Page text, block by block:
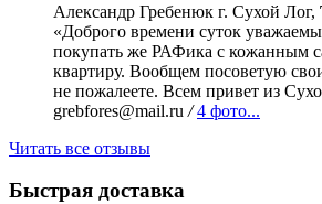
Александр Гребенюк г. Сухой Лог,
«Доброго времени суток
покупать же РАФика с кожанным
квартиру. Вообщем посоветую
не пожалеете. Всем привет из
grebfores@mail.ru / 4 фото...
Читать все отзывы
Быстрая доставка